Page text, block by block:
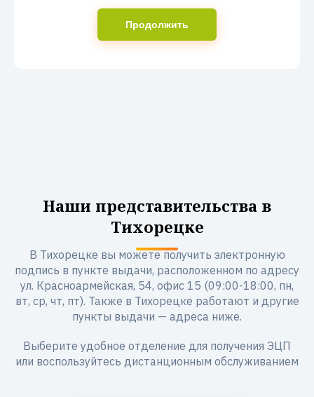
Продолжить
Наши представительства в
Тихорецке
В Тихорецке вы можете получить электронную
подпись в пункте выдачи, расположенном по адресу
ул. Красноармейская, 54, офис 15 (09:00-18:00, пн,
вт, ср, чт, пт). Также в Тихорецке работают и другие
пункты выдачи — адреса ниже.
Выберите удобное отделение для получения ЭЦП
или воспользуйтесь дистанционным обслуживанием